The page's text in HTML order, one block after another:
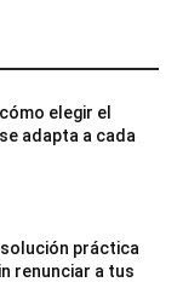
elegir el
adapta a cada
práctica
renunciar a tus